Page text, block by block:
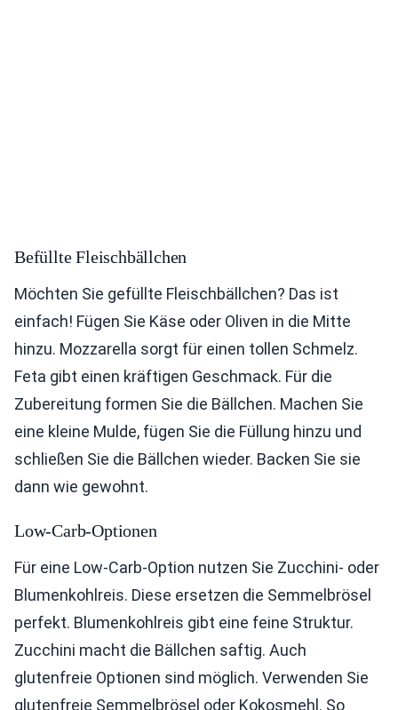
Befüllte Fleischbällchen
Möchten Sie gefüllte Fleischbällchen? Das ist
einfach! Fügen Sie Käse oder Oliven in die Mitte
hinzu. Mozzarella sorgt für einen tollen Schmelz.
Feta gibt einen kräftigen Geschmack. Für die
Zubereitung formen Sie die Bällchen. Machen Sie
eine kleine Mulde, fügen Sie die Füllung hinzu und
schließen Sie die Bällchen wieder. Backen Sie sie
dann wie gewohnt.
Low-Carb-Optionen
Für eine Low-Carb-Option nutzen Sie Zucchini- oder
Blumenkohlreis. Diese ersetzen die Semmelbrösel
perfekt. Blumenkohlreis gibt eine feine Struktur.
Zucchini macht die Bällchen saftig. Auch
glutenfreie Optionen sind möglich. Verwenden Sie
glutenfreie Semmelbrösel oder Kokosmehl. So